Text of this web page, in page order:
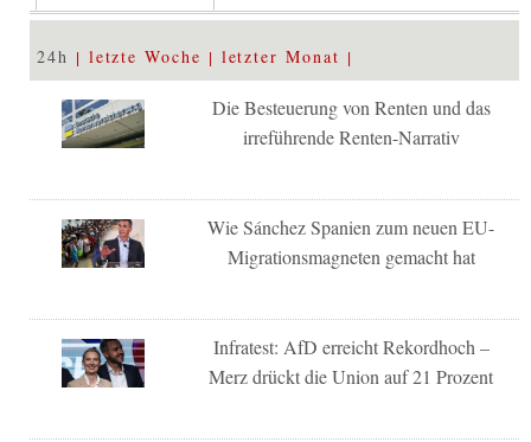
24h letzte Woche letzter Monat
Die Besteuerung von Renten und das
irreführende Renten-Narrativ
Wie Sánchez Spanien zum neuen EU-
Migrationsmagneten gemacht hat
Infratest: AfD erreicht Rekordhoch –
Merz drückt die Union auf 21 Prozent